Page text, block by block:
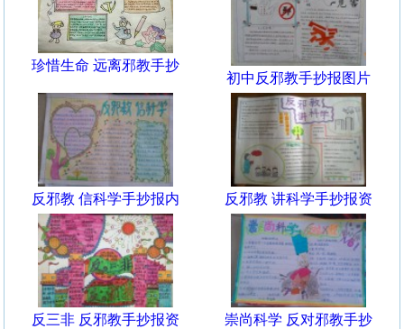
珍惜生命 远离邪教手抄
初中反邪教手抄报图片
反邪教 信科学手抄报内 反邪教 讲科学手抄报资
反三非 反邪教手抄报资 崇尚科学 反对邪教手抄